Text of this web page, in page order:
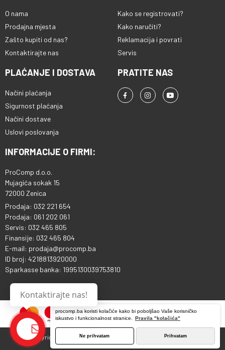
procomp.ba koristi kolačiće kako bi poboljšao Vaše korisničko
iskustvo i funkcionalnost stranice.
Pravila "kolačića"
Ne prihvatam Prihvatam
O nama
Prodajna mjesta
Zašto kupiti od nas?
Kontaktirajte nas
Kako se registrovati?
Kako naručiti?
Reklamacija i povrati
Servis
PLAĆANJE I DOSTAVA
Načini plaćanja
Sigurnost plaćanja
Načini dostave
Uslovi poslovanja
PRATITE NAS
INFORMACIJE O FIRMI:
ProComp d.o.o.
Mujagića sokak 15
72000 Zenica
Prodaja: 032 221 654
Prodaja: 061 202 061
Servis: 032 465 805
Finansije: 032 465 804
E-mail: prodaja@procomp.ba
ID broj: 4218813920000
Sparkasse banka: 1995130039753810
Copyright © 2013 - 2026 ProComp d.o.o. Sva prava pridržana.
Kontaktirajte nas!